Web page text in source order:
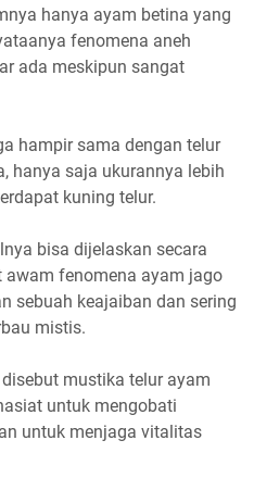
hanya ayam betina yang
fenomena aneh
ada meskipun sangat
hampir sama dengan telur
hanya saja ukurannya lebih
kuning telur.
bisa dijelaskan secara
fenomena ayam jago
sebuah keajaiban dan sering
mistis.
mustika telur ayam
untuk mengobati
untuk menjaga vitalitas